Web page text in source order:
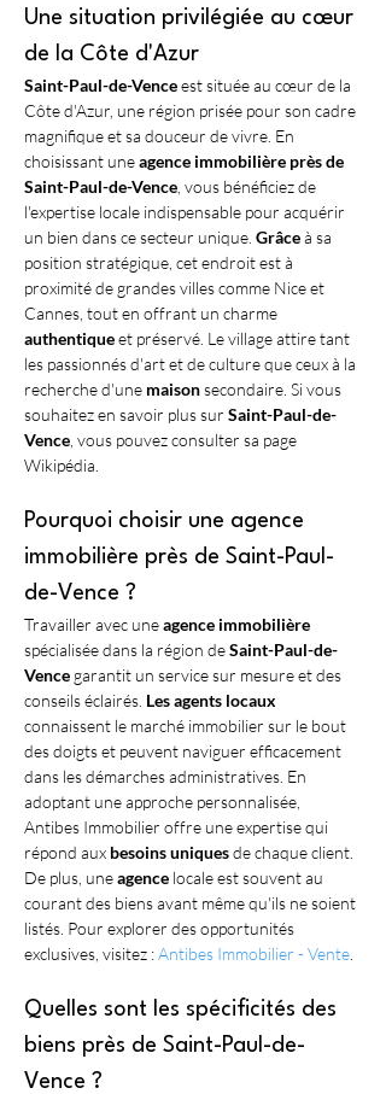
Une situation privilégiée au cœur
de la Côte d'Azur
Saint-Paul-de-Vence est située au cœur de la
Côte d'Azur, une région prisée pour son cadre
magnifique et sa douceur de vivre. En
choisissant une agence immobilière près de
Saint-Paul-de-Vence , vous bénéficiez de
l'expertise locale indispensable pour acquérir
un bien dans ce secteur unique. Grâce à sa
position stratégique, cet endroit est à
proximité de grandes villes comme Nice et
Cannes, tout en offrant un charme
authentique et préservé. Le village attire tant
les passionnés d'art et de culture que ceux à la
recherche d'une maison secondaire. Si vous
souhaitez en savoir plus sur Saint-Paul-de-
Vence , vous pouvez consulter sa page
Wikipédia.
Pourquoi choisir une agence
immobilière près de Saint-Paul-
de-Vence ?
Travailler avec une agence immobilière
spécialisée dans la région de Saint-Paul-de-
Vence garantit un service sur mesure et des
conseils éclairés. Les agents locaux
connaissent le marché immobilier sur le bout
des doigts et peuvent naviguer efficacement
dans les démarches administratives. En
adoptant une approche personnalisée,
Antibes Immobilier offre une expertise qui
répond aux besoins uniques de chaque client.
De plus, une agence locale est souvent au
courant des biens avant même qu'ils ne soient
listés. Pour explorer des opportunités
exclusives, visitez : Antibes Immobilier - Vente
Quelles sont les spécificités des
biens près de Saint-Paul-de-
Vence ?